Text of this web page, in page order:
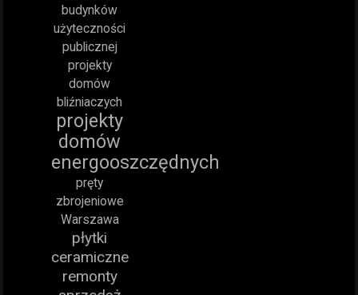
budynków
użyteczności
publicznej
projekty
domów
bliźniaczych
projekty
domów
energooszczędnych
pręty
zbrojeniowe
Warszawa
płytki
ceramiczne
remonty